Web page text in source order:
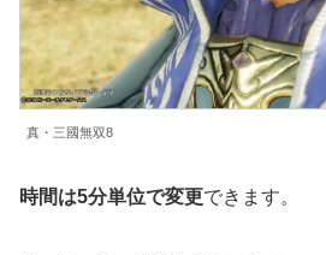
真・三國無双8
時間は5分単位で変更できます。